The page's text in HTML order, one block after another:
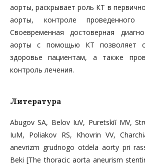
аорты, раскрывает роль КТ в
аорты, контроле проведенного
Своевременная достоверная
аорты с помощью КТ позволяет
здоровье пациентам, а также
контроль лечения.
Литература
Abugov SA, Belov IuV, Puretskiĭ MV,
IuM, Poliakov RS, Khovrin VV,
anevrizm grudnogo otdela aorty pri
Beki [The thoracic aorta aneurism